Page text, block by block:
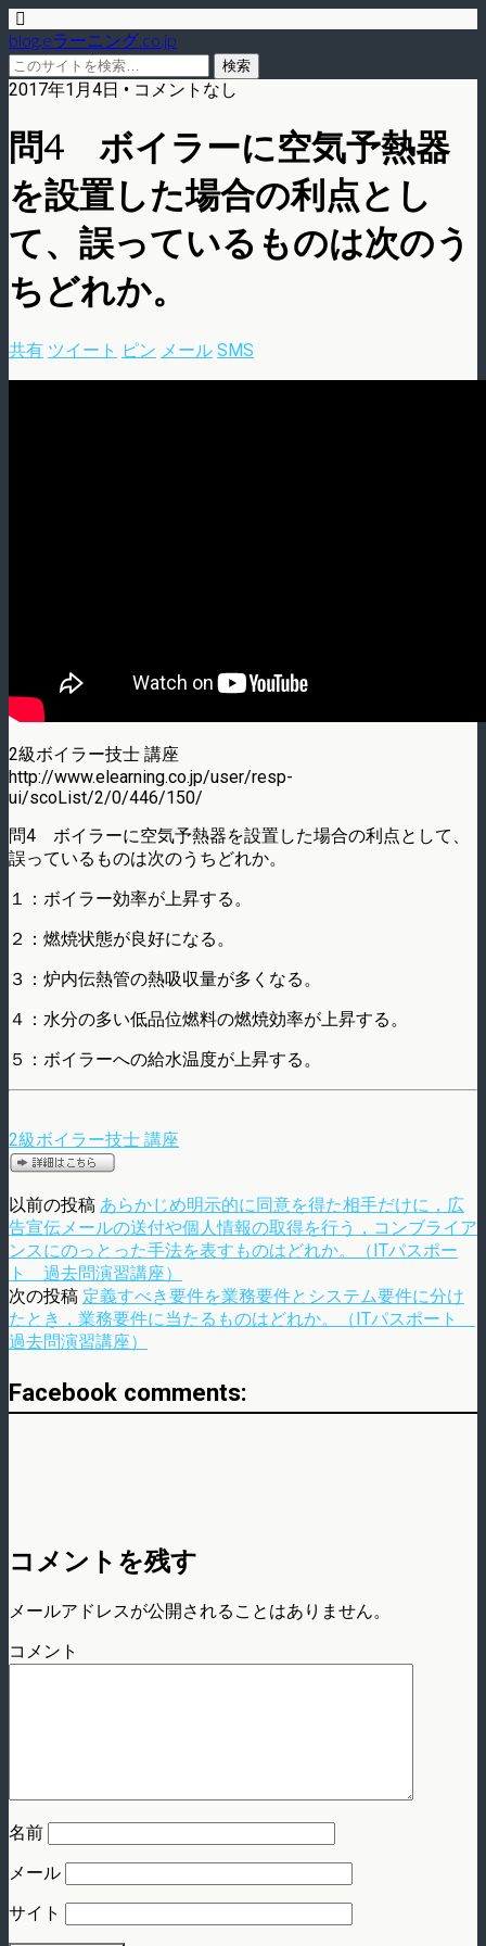
blog.eラーニング.co.jp
2017年1月4日 • コメントなし
問4 ボイラーに空気予熱器
を設置した場合の利点とし
て、誤っているものは次のう
ちどれか。
共有 ツイート ピン メール SMS
2級ボイラー技士 講座
http://www.elearning.co.jp/user/resp-
ui/scoList/2/0/446/150/
問4 ボイラーに空気予熱器を設置した場合の利点として、
誤っているものは次のうちどれか。
１：ボイラー効率が上昇する。
２：燃焼状態が良好になる。
３：炉内伝熱管の熱吸収量が多くなる。
４：水分の多い低品位燃料の燃焼効率が上昇する。
５：ボイラーへの給水温度が上昇する。
2級ボイラー技士 講座
以前の投稿 あらかじめ明示的に同意を得た相手だけに，広
告宣伝メールの送付や個人情報の取得を行う，コンブライア
ンスにのっとった手法を表すものはどれか。（ITパスポー
ト 過去問演習講座）
次の投稿 定義すべき要件を業務要件とシステム要件に分け
たとき，業務要件に当たるものはどれか。（ITパスポート
過去問演習講座）
Facebook comments:
コメントを残す
メールアドレスが公開されることはありません。
コメント
名前
メール
サイト